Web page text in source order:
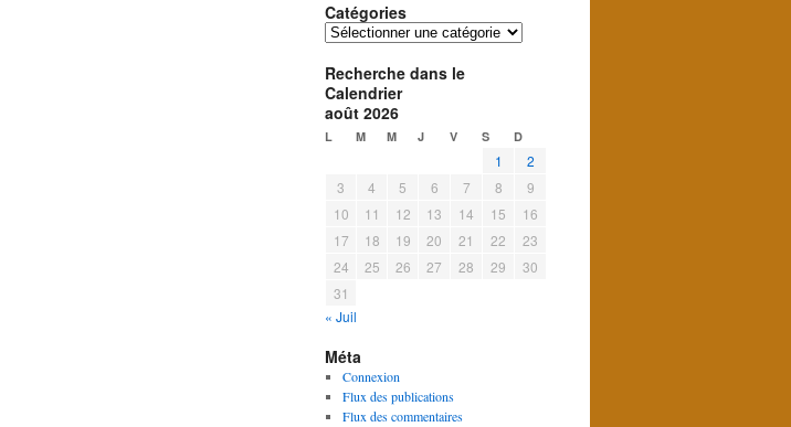
Catégories
Catégories
Recherche dans le
Calendrier
août 2026
L M M J V S D
1
2
3
4 5 6 7 8
9
10
11 12 13 14 15
16
17
18 19 20 21 22
23
24
25 26 27 28 29
30
31
« Juil
Méta
Connexion
Flux des publications
Flux des commentaires